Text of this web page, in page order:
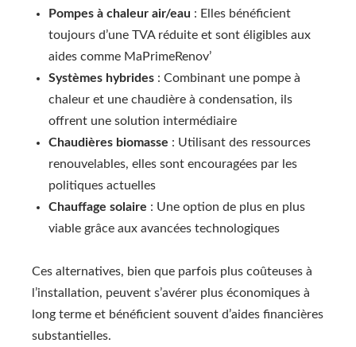
Pompes à chaleur air/eau : Elles bénéficient
toujours d’une TVA réduite et sont éligibles aux
aides comme MaPrimeRenov’
Systèmes hybrides : Combinant une pompe à
chaleur et une chaudière à condensation, ils
offrent une solution intermédiaire
Chaudières biomasse : Utilisant des ressources
renouvelables, elles sont encouragées par les
politiques actuelles
Chauffage solaire : Une option de plus en plus
viable grâce aux avancées technologiques
Ces alternatives, bien que parfois plus coûteuses à
l’installation, peuvent s’avérer plus économiques à
long terme et bénéficient souvent d’aides financières
substantielles.